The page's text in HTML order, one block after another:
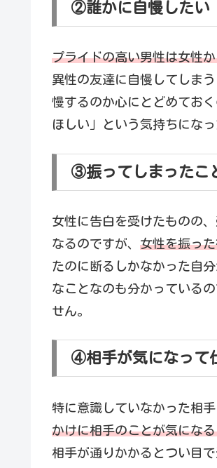
②誰かに自慢したい
プライドの高い男性は女性
異性の友達に自慢してしま
慢するのか心にとどめてお
ほしい」という気持ちにな
③振ってしまったこ
女性に告白を受けたものの
なるのですが、 女性を振っ
たのに断るしかなかった自
なことなのも分かっている
せん。
④相手が気になって
特に意識していなかった相
かけに相手のことが気にな
相手が通りかかるとつい目